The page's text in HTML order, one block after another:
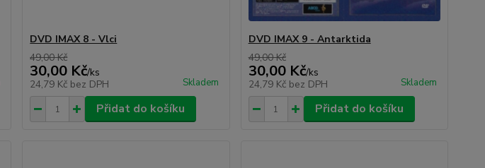
DVD IMAX 8 - Vlci
49,00 Kč
30,00 Kč/ks
24,79 Kč bez DPH Skladem
Přidat do košíku
DVD IMAX 9 - Antarktida
49,00 Kč
30,00 Kč/ks
24,79 Kč bez DPH Skladem
Přidat do košíku